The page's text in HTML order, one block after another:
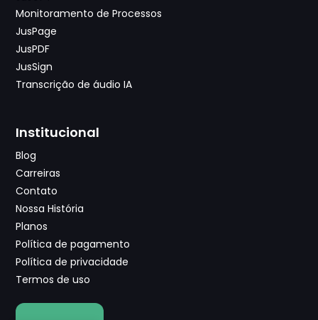
Monitoramento de Processos
JusPage
JusPDF
JusSign
Transcrição de áudio IA
Institucional
Blog
Carreiras
Contato
Nossa História
Planos
Política de pagamento
Política de privacidade
Termos de uso